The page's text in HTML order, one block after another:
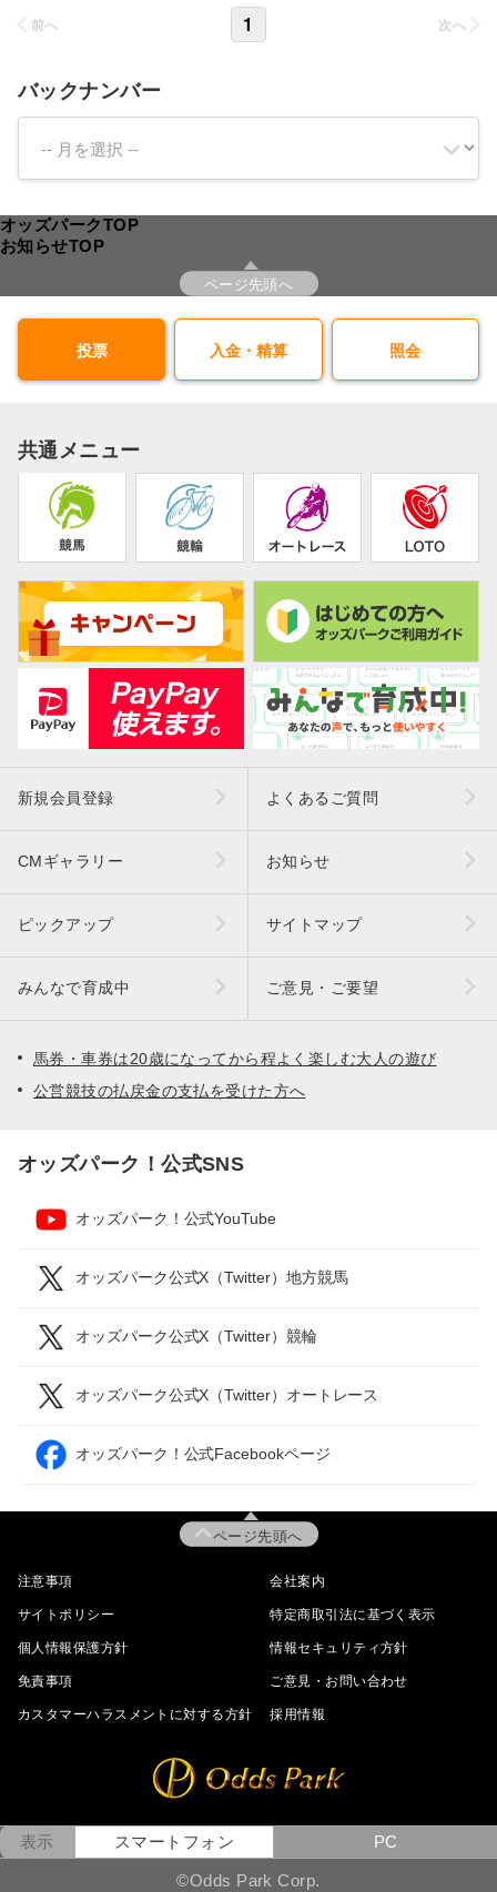
前へ 1 次へ
バックナンバー
オッズパークTOP
お知らせTOP
ページ先頭へ
投票 入金・精算 照会
共通メニュー
新規会員登録 よくあるご質問
CMギャラリー お知らせ
ピックアップ サイトマップ
みんなで育成中 ご意見・ご要望
馬券・車券は20歳になってから程よく楽しむ大人の遊び
公営競技の払戻金の支払を受けた方へ
オッズパーク！公式SNS
オッズパーク！公式YouTube
オッズパーク公式X（Twitter）地方競馬
オッズパーク公式X（Twitter）競輪
オッズパーク公式X（Twitter）オートレース
オッズパーク！公式Facebookページ
ページ先頭へ
注意事項 会社案内
サイトポリシー 特定商取引法に基づく表示
個人情報保護方針 情報セキュリティ方針
免責事項 ご意見・お問い合わせ
カスタマーハラスメントに対する方針 採用情報
表示 スマートフォン PC
©Odds Park Corp.